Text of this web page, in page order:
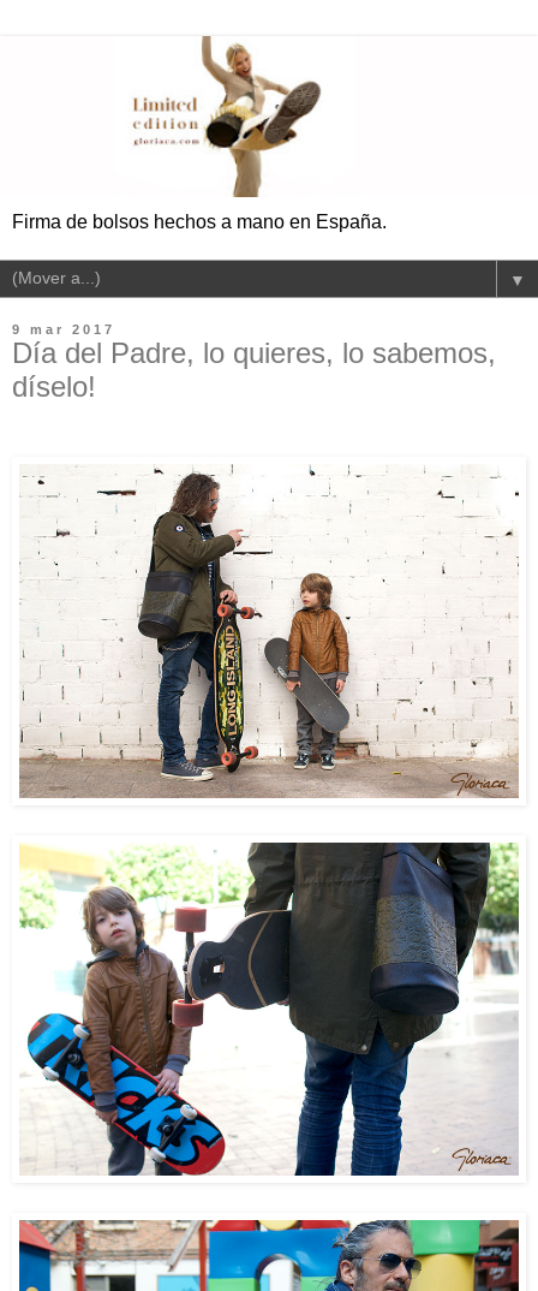
Firma de bolsos hechos a mano en España.
▼
9 mar 2017
Día del Padre, lo quieres, lo sabemos,
díselo!